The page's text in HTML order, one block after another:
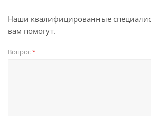
Наши квалифицированные
вам помогут.
Вопрос*